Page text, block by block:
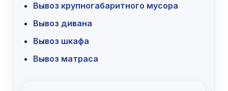
Вывоз крупногабаритного мусора
Вывоз дивана
Вывоз шкафа
Вывоз матраса